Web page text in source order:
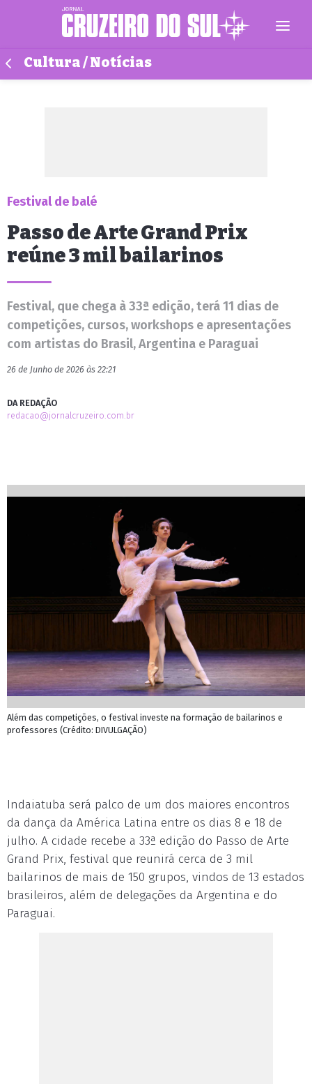
Cultura / Notícias
Festival de balé
Passo de Arte Grand Prix
reúne 3 mil bailarinos
Festival, que chega à 33ª edição, terá 11 dias de
competições, cursos, workshops e apresentações
com artistas do Brasil, Argentina e Paraguai
26 de Junho de 2026 às 22:21
DA REDAÇÃO
redacao@jornalcruzeiro.com.br
Além das competições, o festival investe na formação de bailarinos e
professores (Crédito: DIVULGAÇÃO)
Indaiatuba será palco de um dos maiores encontros
da dança da América Latina entre os dias 8 e 18 de
julho. A cidade recebe a 33ª edição do Passo de Arte
Grand Prix, festival que reunirá cerca de 3 mil
bailarinos de mais de 150 grupos, vindos de 13 estados
brasileiros, além de delegações da Argentina e do
Paraguai.